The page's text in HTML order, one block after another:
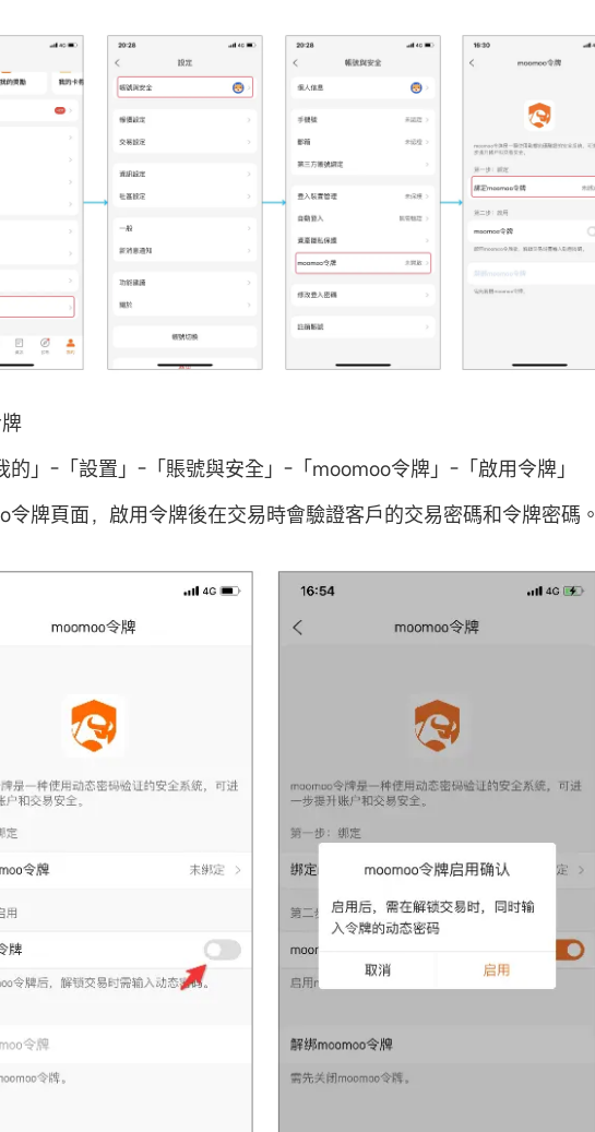
的」-「設置」-「賬號與安全」-「moomoo令牌」-「啟用令牌」
令牌頁面，啟用令牌後在交易時會驗證客戶的交易密碼和令牌密碼。